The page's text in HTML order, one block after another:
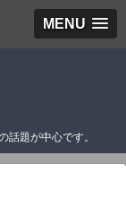
MENU
話題が中心です。